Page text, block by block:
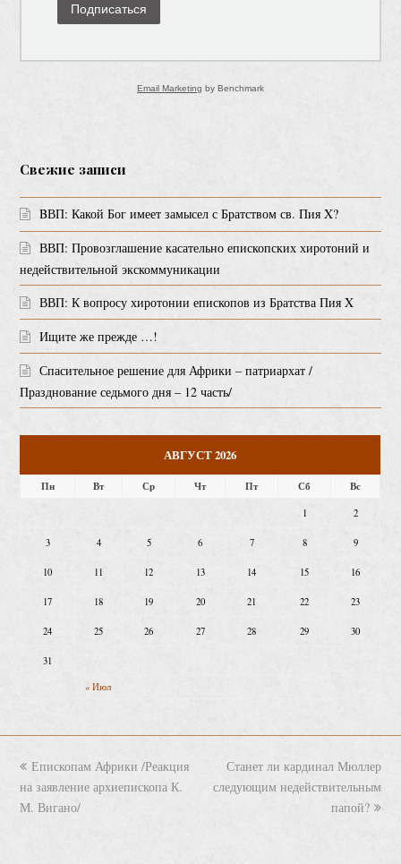
Подписаться
Email Marketing by Benchmark
Свежие записи
BВП: Какой Бог имеет замысел с Братством св. Пия X?
ВВП: Провозглашение касательно епископских хиротоний и
недействительной экскоммуникации
ВВП: К вопросу хиротонии епископов из Братства Пия X
Ищите же прежде …!
Спасительное решение для Африки – патриархат /
Празднование седьмого дня – 12 часть/
АВГУСТ 2026
Пн Вт Ср Чт Пт Сб Вс
« Июл
1 2
3 4 5 6 7 8 9
10 11 12 13 14 15 16
17 18 19 20 21 22 23
24 25 26 27 28 29 30
31
previous
post:
Епископам Африки /Реакция
на заявление архиепископа К.
М. Вигано/
next
post:
Станет ли кардинал Мюллер
следующим недействительным
папой?